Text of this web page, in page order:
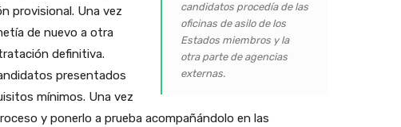
candidatos procedía de las
oficinas de asilo de los
Estados miembros y la
otra parte de agencias
externas.
provisional. Una vez
de nuevo a otra
definitiva.
presentados
mínimos. Una vez
y ponerlo a prueba acompañándolo en las